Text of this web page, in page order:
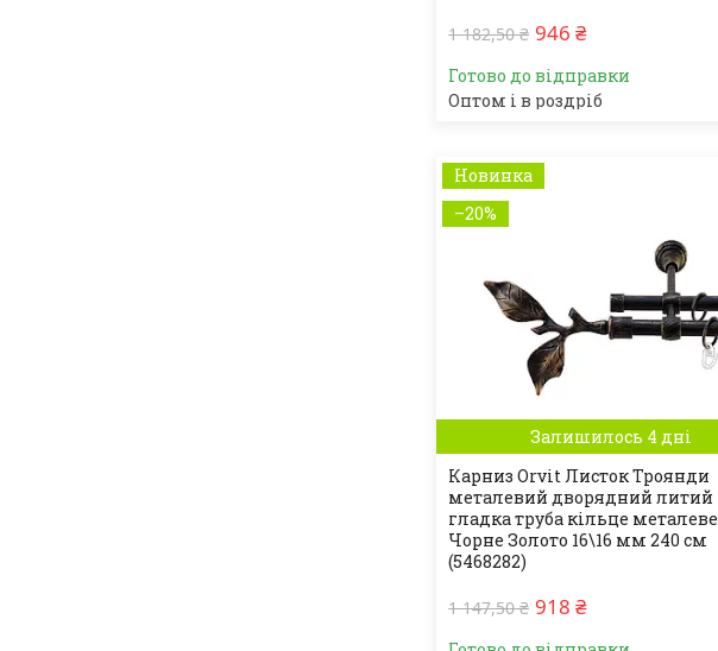
1 182,50 ₴ 946 ₴
Готово до відправки
Оптом і в роздріб
Новинка
–20%
Залишилось 4 дні
Карниз Orvit Листок Троянди
металевий дворядний литий
гладка труба кільце металеве
Чорне Золото 16\16 мм 240 см
(5468282)
1 147,50 ₴ 918 ₴